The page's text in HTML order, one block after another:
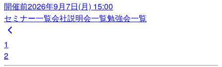
開催前2026年9月7日(月) 15:00
セミナー一覧会社説明会一覧勉強会一覧
1
2